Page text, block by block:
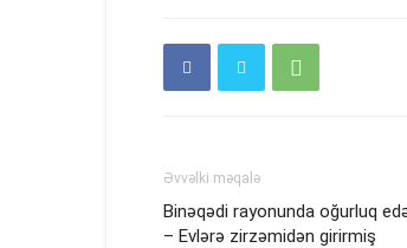
Əvvəlki məqalə
Binəqədi rayonunda oğurluq
– Evlərə zirzəmidən girirmiş